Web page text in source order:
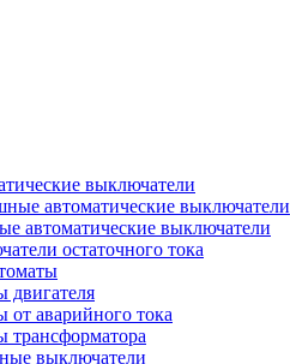
выключатели
автоматические выключатели
автоматические выключатели
остаточного тока
двигателя
от аварийного тока
трансформатора
выключатели